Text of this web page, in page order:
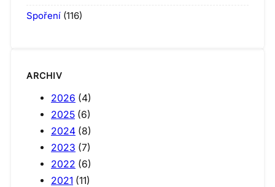
Spoření (116)
ARCHIV
2026 (4)
2025 (6)
2024 (8)
2023 (7)
2022 (6)
2021 (11)